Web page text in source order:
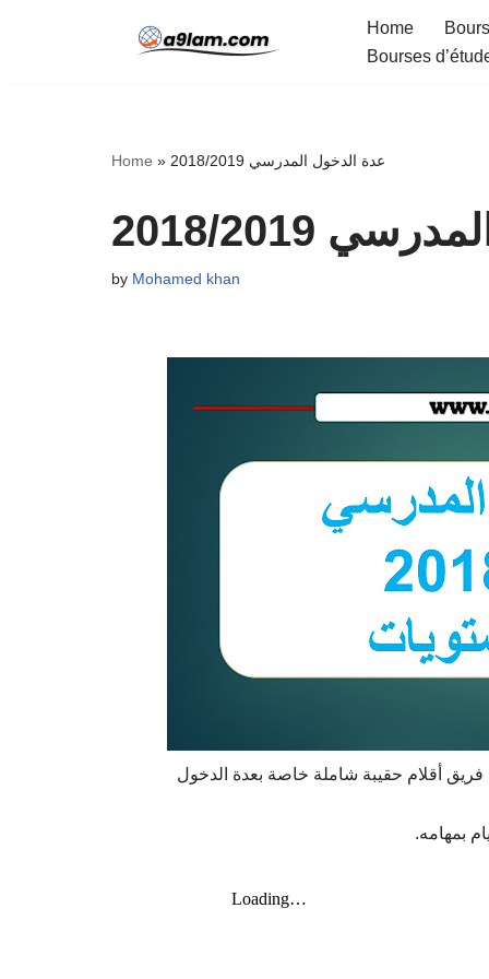
Home
Bourses
Home » عدة الدخول المدرسي 2018/2019
2018/2019
by Mohamed khan
فريق أقلام حقيبة شاملة خاصة بعدة الدخول
بمهامه.